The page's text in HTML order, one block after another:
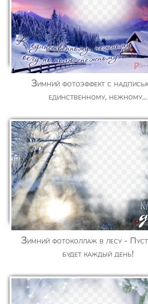
Зимний фотоэффект с надписью - K
единственному, нежному...
Зимний фотоколлаж в лесу - Пусть ярким
будет каждый день!